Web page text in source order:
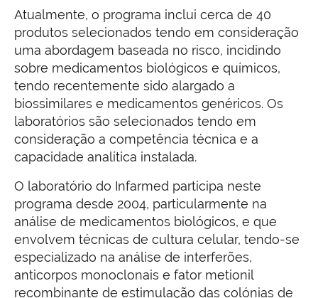
Atualmente, o programa inclui cerca de 40
produtos selecionados tendo em consideração
uma abordagem baseada no risco, incidindo
sobre medicamentos biológicos e químicos,
tendo recentemente sido alargado a
biossimilares e medicamentos genéricos. Os
laboratórios são selecionados tendo em
consideração a competência técnica e a
capacidade analítica instalada.
O laboratório do Infarmed participa neste
programa desde 2004, particularmente na
análise de medicamentos biológicos, e que
envolvem técnicas de cultura celular, tendo-se
especializado na análise de interferões,
anticorpos monoclonais e fator metionil
recombinante de estimulação das colónias de